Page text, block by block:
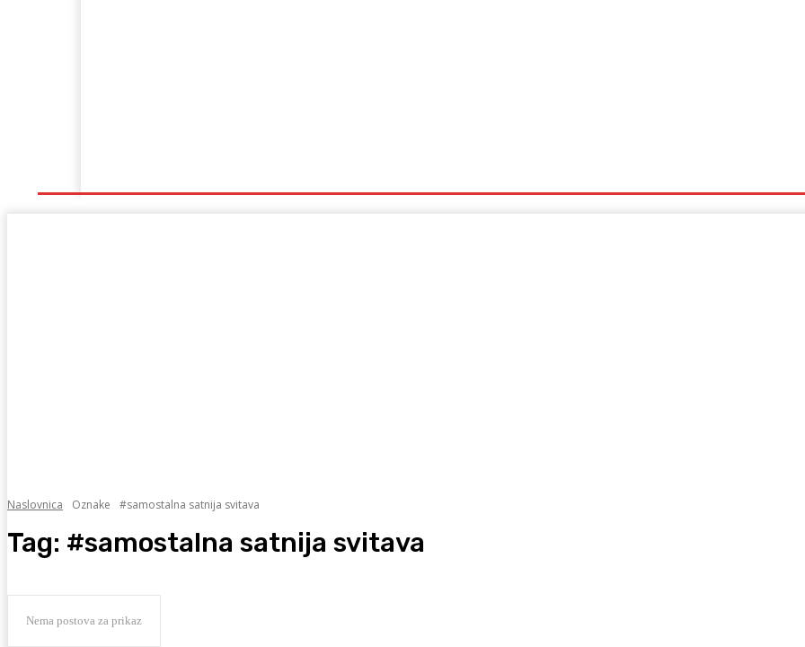
Naslovnica Oznake #samostalna satnija svitava
Tag: #samostalna satnija svitava
Nema postova za prikaz